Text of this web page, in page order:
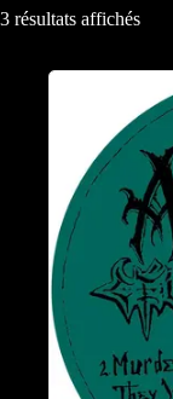
3 résultats affichés